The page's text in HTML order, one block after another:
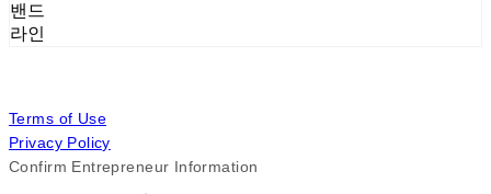
밴드
라인
Terms of Use
Privacy Policy
Confirm Entrepreneur Information